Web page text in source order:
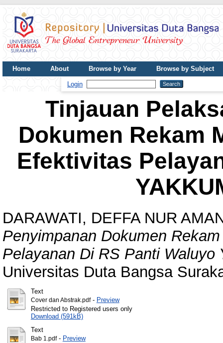
Home About Browse by Year
Browse by Subject
Login
Tinjauan
Dokumen Rekam
Efektivitas
DARAWATI, DEFFA NUR
Penyimpanan Dokumen
Pelayanan Di RS Panti Waluyo
Universitas Duta Bangsa
Text
Cover dan Abstrak.pdf- Preview
Restricted to Registered users only
Download (591kB)
Text
Bab 1.pdf- Preview